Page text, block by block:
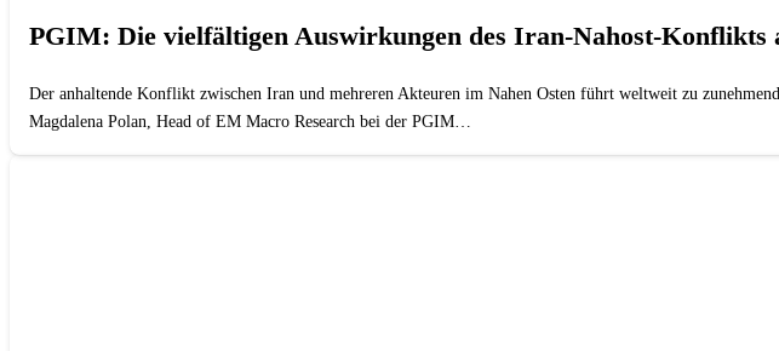
PGIM: Die vielfältigen Auswirkungen des Iran‑Nahost‑Konflikts
Der anhaltende Konflikt zwischen Iran und mehreren Akteuren im Nahen Osten führt weltweit zu
Magdalena Polan, Head of EM Macro Research bei der PGIM…